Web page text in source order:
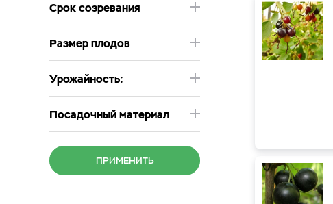
Срок созревания
Размер плодов
Урожайность:
Посадочный материал
ПРИМЕНИТЬ